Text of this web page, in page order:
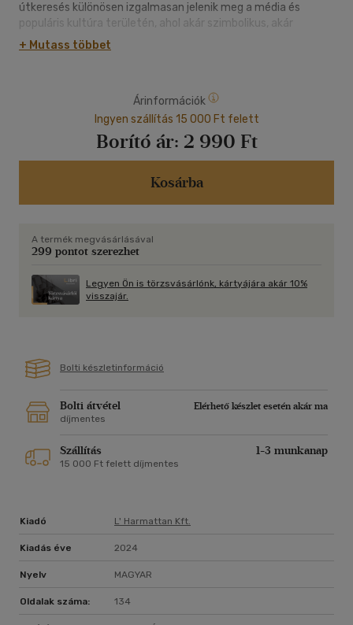
útkeresés különösen izgalmasan jelenik meg a média és
populáris kultúra területén, ahol akár szimbolikus, akár
egészen konkrét formában jelennek meg különböző
érvrendszerek és hitvilágok, amelyek az indiai társadalom
szempontból legjelentősebb vallásának megjelenését
vizsgálja a média és populáris kultúra világában. A könyvben
vizsgáljuk a hindu mitológia különböző alakjainak
reprezentációit, a populáris kultúrának az indiai nemzeti
önképre gyakorolt hatását, illetve a politikai hinduizmusnak a
médiára gyakorolt hatását.
doktorált média és kultúratudomány szakon. 2015 óta a
Pázmány Péter Katolikus Egyetem Modern Kelet-Ázsia
Kutatócsoportjának tagja, illetve 2022 óta a PPKE BTK Kínai
Tanszékének egyetemi tanársegédje. Tudományos
érdeklődésének középpontjában az indiai populáris kultúra és
+ Mutass többet
Árinformációk
Ingyen szállítás 15 000 Ft felett
Borító ár: 2 990 Ft
Kosárba
A termék megvásárlásával
299 pontot szerezhet
Legyen Ön is törzsvásárlónk, kártyájára akár 10%
visszajár.
Bolti készletinformáció
Bolti átvétel
Elérhető készlet esetén akár ma
díjmentes
Szállítás 1-3 munkanap
15 000 Ft felett díjmentes
Kiadó L' Harmattan Kft.
Kiadás éve 2024
Nyelv MAGYAR
Oldalak száma: 134